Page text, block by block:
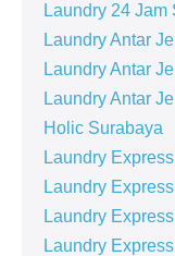
Laundry 24 Jam
Laundry Antar
Laundry Antar
Laundry Antar
Holic Surabaya
Laundry
Laundry
Laundry
Laundry